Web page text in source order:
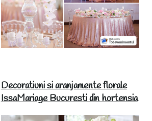
Decoratiuni si aranjamente florale
IssaMariage Bucuresti din hortensia